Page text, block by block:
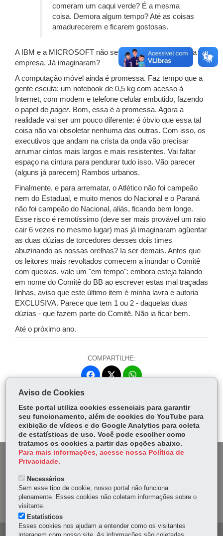
comeram um caqui verde? É a mesma
coisa. Demora algum tempo? Até as coisas
amadurecerem e ficarem gostosas.
A IBM e a MICROSOFT não se fundiram em uma única
empresa. Já imaginaram?
A computação móvel ainda é promessa. Faz tempo que a
gente escuta: um notebook de 0,5 kg com acesso à
Internet, com modem e telefone celular embutido, fazendo
o papel de pager. Bom, essa é a promessa. Agora a
realidade vai ser um pouco diferente: é óbvio que essa tal
coisa não vai obsoletar nenhuma das outras. Com isso, os
executivos que andam na crista da onda vão precisar
arrumar cintos mais largos e mais resistentes. Vai faltar
espaço na cintura para pendurar tudo isso. Vão parecer
(alguns já parecem) Rambos urbanos.
Finalmente, e para arrematar, o Atlético não foi campeão
nem do Estadual, e muito menos do Nacional e o Paraná
não foi campeão do Nacional, aliás, ficando bem longe.
Esse risco é remotíssimo (deve ser mais provável um raio
cair 6 vezes no mesmo lugar) mas já imaginaram agüentar
as duas dúzias de torcedores desses dois times
abuzinando as nossas orelhas? Ia ser demais. Antes que
os leitores mais revoltados comecem a inundar o Comitê
com queixas, vale um "em tempo": embora esteja falando
em nome do Comitê do BB ao escrever estas mal traçadas
linhas, aviso que este último item é minha lavra e autoria
EXCLUSIVA. Parece que tem 1 ou 2 - daquelas duas
dúzias - que fazem parte do Comitê. Não ia ficar bem.
Até o próximo ano.
COMPARTILHE:
Fa
ok
itt
er
W
Ap
p
DENUNCIE CORRUPÇÃO
OUVIDORIA
Aviso de Cookies
Este portal utiliza cookies essenciais para garantir
seu funcionamento, além de cookies do YouTube para
exibição de vídeos e do Google Analytics para coleta
de estatísticas de uso. Você pode escolher como
tratamos os cookies a partir das opções abaixo.
Para mais informações, acesse nossa Política de
Privacidade.
Necessários
Sem esse tipo de cookie, nosso portal não funciona
plenamente. Esses cookies não coletam informações sobre o
visitante.
Estatísticos
Esses cookies nos ajudam a entender como os visitantes